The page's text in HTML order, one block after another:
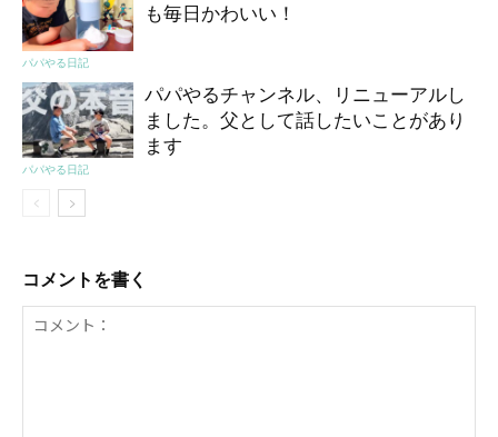
パパやる日記
も毎日かわいい！
パパやる日記
パパやるチャンネル、リニューアルし
ました。父として話したいことがあり
ます
コメントを書く